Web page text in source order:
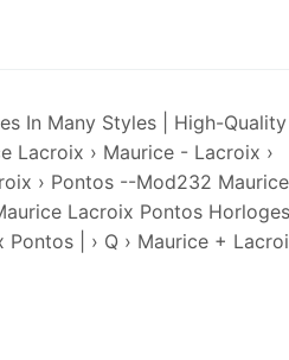
In Many Styles | High-Quality
Lacroix › Maurice - Lacroix ›
› Pontos --Mod232 Maurice
Lacroix Pontos Horloges
| › Q › Maurice +